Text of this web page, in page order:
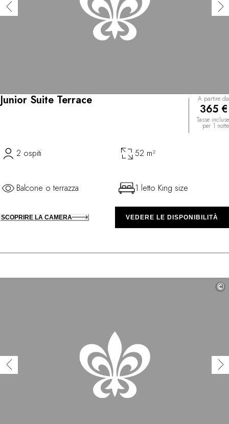
Junior Suite Terrace A partire da
365 €
Tasse incluse
per 1 notte
2 ospiti 52 m²
Balcone o terrazza 1 letto King size
SCOPRIRE LA CAMERA VEDERE LE DISPONIBILITÀ
©